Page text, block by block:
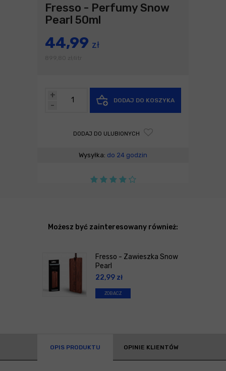
Fresso - Perfumy Snow
Pearl 50ml
44,99 zł
-
+
DODAJ DO KOSZYKA
DODAJ DO ULUBIONYCH
Wysyłka: do 24 godzin
Możesz być zainteresowany również:
Fresso - Zawieszka Snow
Pearl
22,99 zł
ZOBACZ
OPIS PRODUKTU OPINIE KLIENTÓW